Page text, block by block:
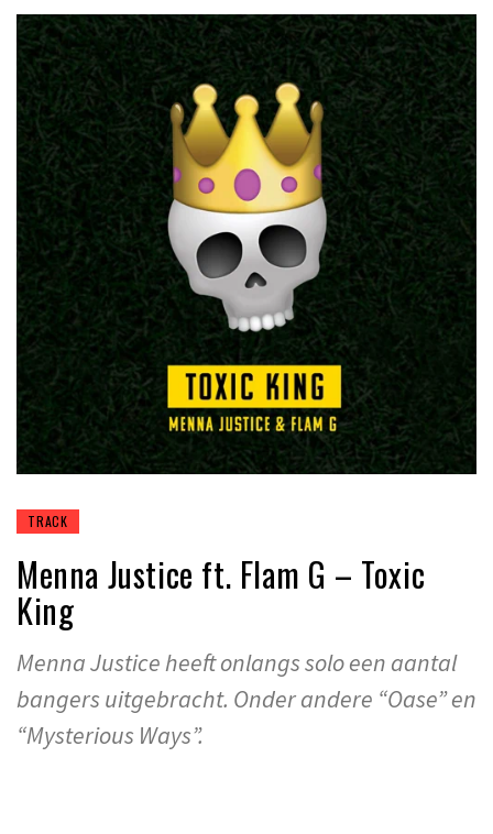
TRACK
Menna Justice ft. Flam G – Toxic
King
Menna Justice heeft onlangs solo een aantal
bangers uitgebracht. Onder andere “Oase” en
“Mysterious Ways”.